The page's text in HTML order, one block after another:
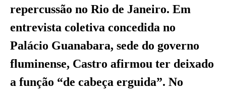
repercussão no Rio de Janeiro. Em
entrevista coletiva concedida no
Palácio Guanabara, sede do governo
fluminense, Castro afirmou ter deixado
a função “de cabeça erguida”. No